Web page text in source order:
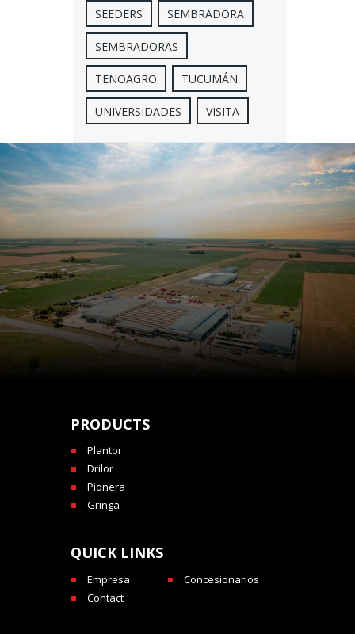
SEEDERS SEMBRADORA
SEMBRADORAS
TENOAGRO TUCUMÁN
UNIVERSIDADES VISITA
PRODUCTS
Plantor
Drilor
Pionera
Gringa
QUICK LINKS
Empresa
Concesionarios
Contact